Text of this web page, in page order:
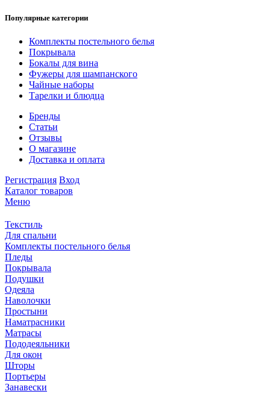
Популярные категории
Комплекты постельного белья
Покрывала
Бокалы для вина
Фужеры для шампанского
Чайные наборы
Тарелки и блюдца
Бренды
Статьи
Отзывы
О магазине
Доставка и оплата
Регистрация Вход
Каталог товаров
Меню
Текстиль
Для спальни
Комплекты постельного белья
Пледы
Покрывала
Подушки
Одеяла
Наволочки
Простыни
Наматрасники
Матрасы
Пододеяльники
Для окон
Шторы
Портьеры
Занавески